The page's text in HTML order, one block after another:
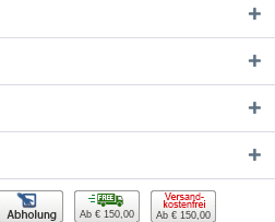
Ab € 150,00 Ab € 150,00